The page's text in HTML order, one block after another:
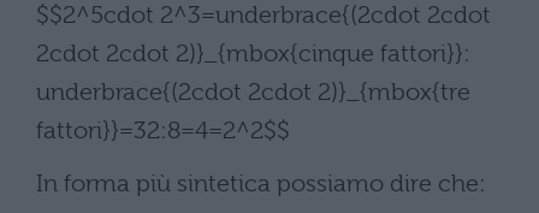
$$2^5cdot 2^3=underbrace{(2cdot 2cdot
2cdot 2cdot 2)}_{mbox{cinque fattori}}:
underbrace{(2cdot 2cdot 2)}_{mbox{tre
fattori}}=32:8=4=2^2$$
In forma più sintetica possiamo dire che: